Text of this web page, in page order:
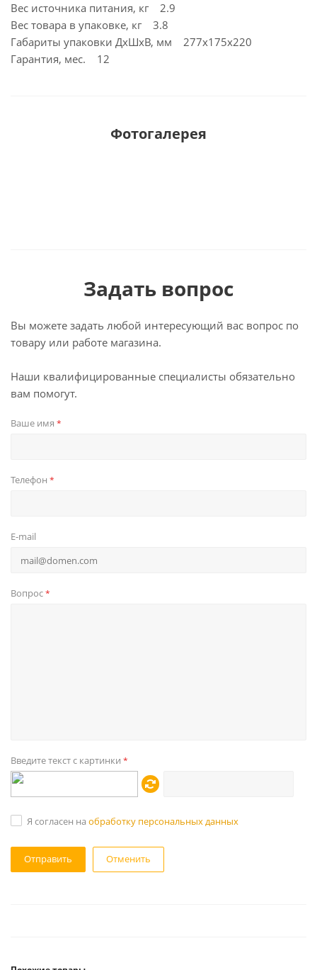
Вес источника питания, кг 2.9
Вес товара в упаковке, кг 3.8
Габариты упаковки ДхШхВ, мм 277x175x220
Гарантия, мес. 12
Фотогалерея
Задать вопрос
Вы можете задать любой интересующий вас вопрос по
товару или работе магазина.
Наши квалифицированные специалисты обязательно
вам помогут.
Ваше имя *
Телефон *
E-mail
Вопрос*
Введите текст с картинки *
Я согласен на обработку персональных данных
Отменить